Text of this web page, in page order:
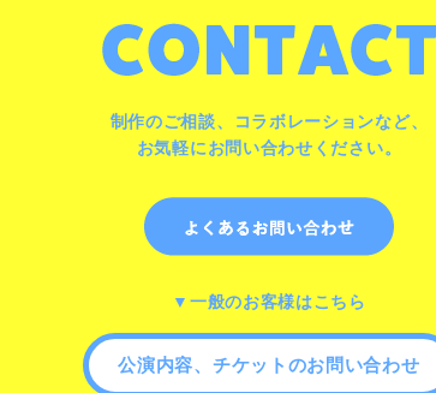
制作のご相談、コラボレーションなど、
お気軽にお問い合わせください。
▼一般のお客様はこちら
公演内容、チケットのお問い合わせ